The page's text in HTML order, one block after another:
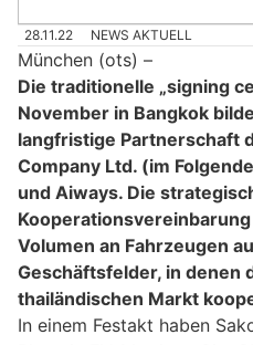
28.11.22 NEWS AKTUELL
München (ots) –
Die traditionelle „signing
November in Bangkok
langfristige Partnerschaft
Company Ltd. (im
und Aiways. Die
Volumen an Fahrzeugen
Geschäftsfelder, in denen
thailändischen Markt
In einem Festakt haben